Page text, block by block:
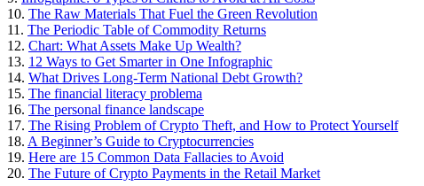
10. The Raw Materials That Fuel the Green Revolution
11. The Periodic Table of Commodity Returns
12. Chart: What Assets Make Up Wealth?
13. 12 Ways to Get Smarter in One Infographic
14. What Drives Long-Term National Debt Growth?
15. The financial literacy problema
16. The personal finance landscape
17. The Rising Problem of Crypto Theft, and How to Protect Yourself
18. A Beginner’s Guide to Cryptocurrencies
19. Here are 15 Common Data Fallacies to Avoid
20. The Future of Crypto Payments in the Retail Market